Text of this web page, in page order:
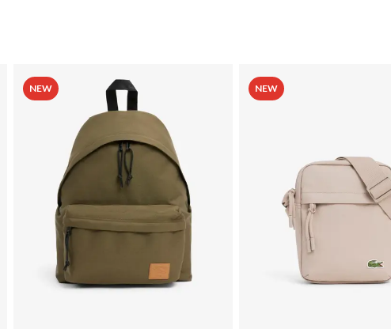
NEW NEW